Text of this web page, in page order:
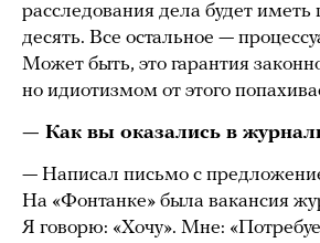
расследования дела будет иметь
десять. Все остальное —
Может быть, это гарантия
но идиотизмом от этого
— Как вы оказались в
— Написал письмо с
На «Фонтанке» была вакансия
Я говорю: «Хочу». Мне: